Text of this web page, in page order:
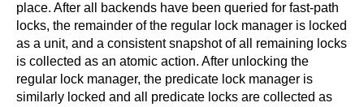
place. After all backends have been queried for fast-path
locks, the remainder of the regular lock manager is locked
as a unit, and a consistent snapshot of all remaining locks
is collected as an atomic action. After unlocking the
regular lock manager, the predicate lock manager is
similarly locked and all predicate locks are collected as